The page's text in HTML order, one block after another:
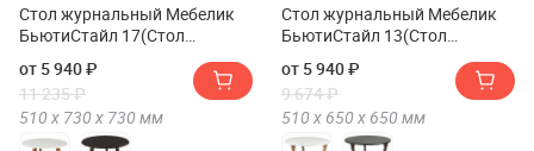
Стол журнальный Мебелик
БьютиСтайл 17(Стол
BeautyStyle 17)
от 5 940 ₽
11 235 ₽
510 х 730 х 730 мм
Стол журнальный Мебелик
БьютиСтайл 13(Стол
BeautyStyle 13)
от 5 940 ₽
9 674 ₽
510 х 650 х 650 мм